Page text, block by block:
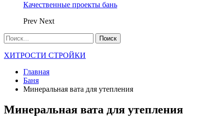
Качественные проекты бань
Prev Next
ХИТРОСТИ СТРОЙКИ
Главная
Баня
Минеральная вата для утепления
Минеральная вата для утепления